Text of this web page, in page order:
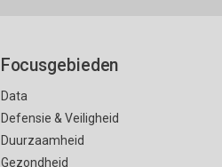
Focusgebieden
Data
Defensie & Veiligheid
Duurzaamheid
Gezondheid